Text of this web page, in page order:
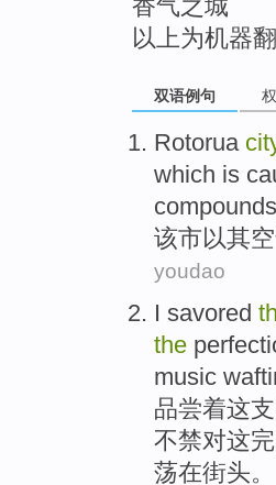
香气之城
以上为机器
双语例句
Rotorua
which is
该市以其
youdao
I savored
the
music
品尝着这
不禁对这
荡在街头。